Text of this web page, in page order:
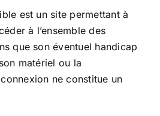
est un site permettant à
à l’ensemble des
que son éventuel handicap
matériel ou la
ne constitue un